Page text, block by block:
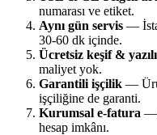
numarası ve etiket.
Aynı gün servis —
30-60 dk içinde.
Ücretsiz keşif &
maliyet yok.
Garantili işçilik —
işçiliğine de garanti.
Kurumsal e-fatura —
hesap imkânı.